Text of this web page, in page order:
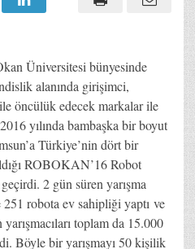
Üniversitesi bünyesinde
alanında girişimci,
öncülük edecek markalar ile
yılında bambaşka bir boyut
Türkiye’nin dört bir
ROBOKAN’16 Robot
2 gün süren yarışma
251 robota ev sahipliği yaptı ve
toplam da 15.000
Böyle bir yarışmayı 50 kişilik